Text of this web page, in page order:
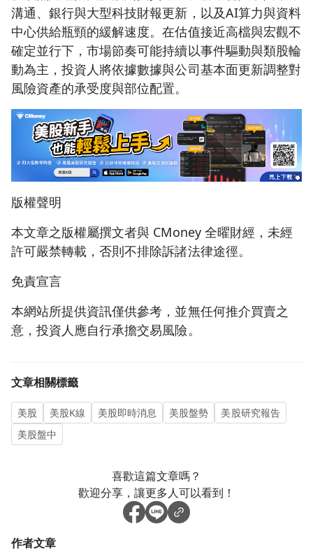
溝通、銀行與大型科技財報更新，以及AI算力與資料
中心供給瓶頸的緩解速度。在估值接近高檔與宏觀不
確定並行下，市場節奏可能持續以事件驅動與類股輪
動為主，投資人將依據數據與公司基本面更新調整對
風險資產的承受度與部位配置。
版權聲明
本文章之版權屬撰文者與 CMoney 全曜財經，未經
許可嚴禁轉載，否則不排除訴諸法律途徑。
免責宣言
本網站所提供資訊僅供參考，並無任何推介買賣之
意，投資人應自行承擔交易風險。
文章相關標籤
美股 美股K線 美股即時消息 美股盤勢
美股研究報告
美股盤中
喜歡這篇文章嗎？
歡迎分享，讓更多人可以看到！
作者文章